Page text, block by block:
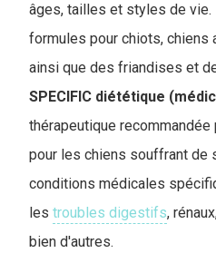
âges, tailles et styles de vie.
formules pour chiots, chiens
ainsi que des friandises et
SPECIFIC diététique
thérapeutique
pour les chiens souffrant de
conditions médicales
les troubles digestifs,
bien d'autres.